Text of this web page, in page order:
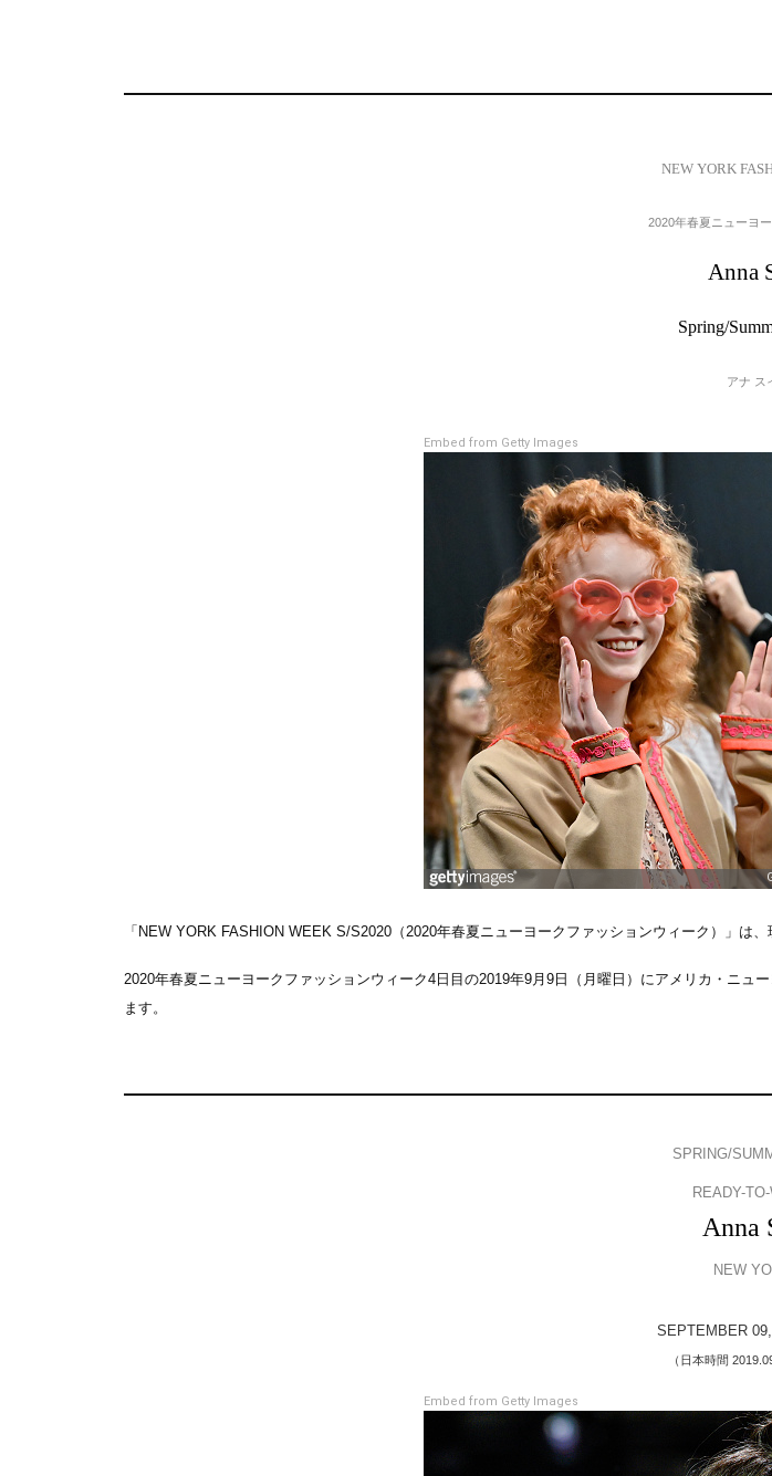
NEW YORK
2020年春夏ニューヨ
Anna
Spring/
アナ ス
Embed from Getty Images
「NEW YORK FASHION WEEK S/S2020（2020年春夏ニューヨークファッションウィーク）」は
2020年春夏ニューヨークファッションウィーク4日目の2019年9月9日（月曜日）にアメリカ・ニ
ます。
SPRING/
READY-
Anna
NEW
SEPTEMBER
（日本時間
Embed from Getty Images